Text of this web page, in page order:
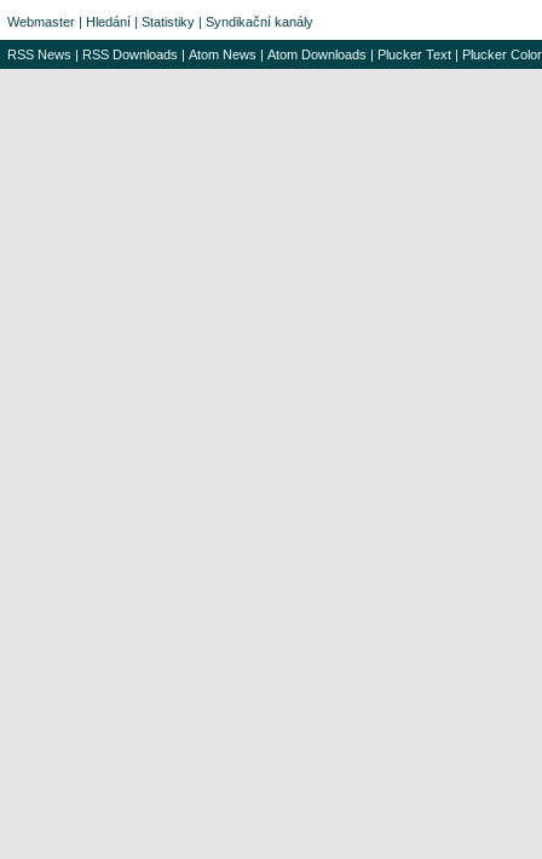
Webmaster | Hledání | Statistiky | Syndikační kanály
RSS News | RSS Downloads | Atom News | Atom Downloads | Plucker Text | Plucker Color